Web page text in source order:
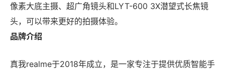
像素大底主摄、超广角镜头和LYT-600 3X潜望式长焦镜
头，可以带来更好的拍摄体验。
品牌介绍
真我realme于2018年成立，是一家专注于提供优质智能手